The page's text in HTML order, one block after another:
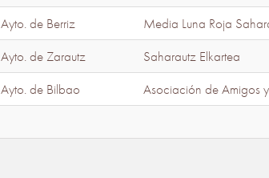
Ayto. de Berriz Media Luna Roja
Ayto. de Zarautz Saharautz Elkartea
Ayto. de Bilbao Asociación de Amigos